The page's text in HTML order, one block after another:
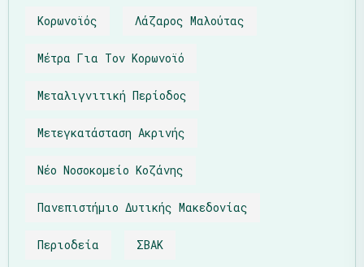
Κορωνοϊός Λάζαρος Μαλούτας
Μέτρα Για Τον Κορωνοϊό
Μεταλιγνιτική Περίοδος
Μετεγκατάσταση Ακρινής
Νέο Νοσοκομείο Κοζάνης
Πανεπιστήμιο Δυτικής Μακεδονίας
Περιοδεία ΣΒΑΚ